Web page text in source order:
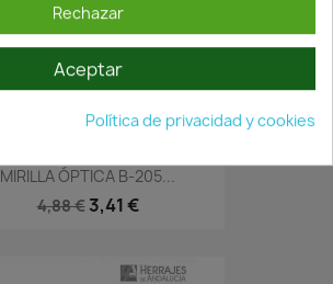
En Stock·Envío 24/48h
MIRILLA ÓPTICA B-205...
4,88 € 3,41 €
Rechazar
Aceptar
Política de privacidad y cookies